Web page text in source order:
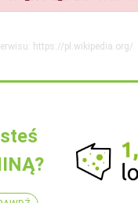
https://pl.wikipedia.org/